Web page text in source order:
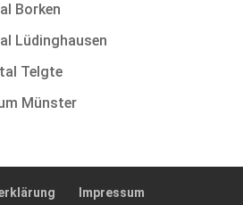
Borken
Lüdinghausen
Telgte
Münster
Impressum